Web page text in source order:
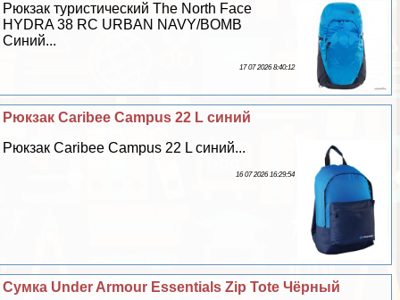
Рюкзак туристический The North Face
HYDRA 38 RC URBAN NAVY/BOMB
Синий...
17 07 2026 8:40:12
Рюкзак Caribee Campus 22 L синий
Рюкзак Caribee Campus 22 L синий...
16 07 2026 16:29:54
Сумка Under Armour Essentials Zip Tote Чёрный